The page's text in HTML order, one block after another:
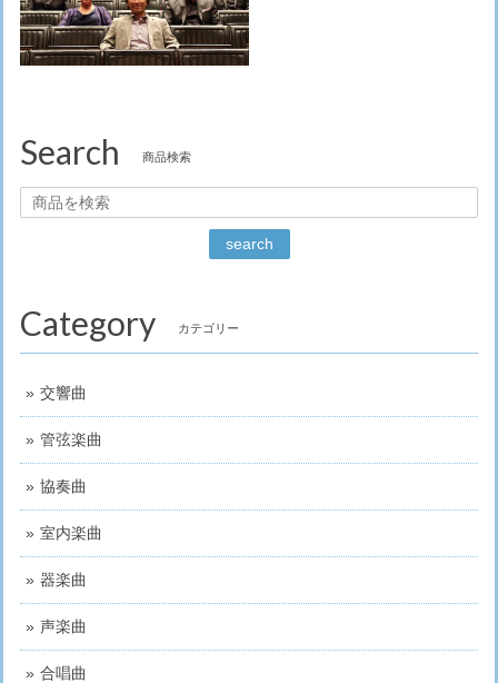
Search 商品検索
search
Category カテゴリー
交響曲
管弦楽曲
協奏曲
室内楽曲
器楽曲
声楽曲
合唱曲